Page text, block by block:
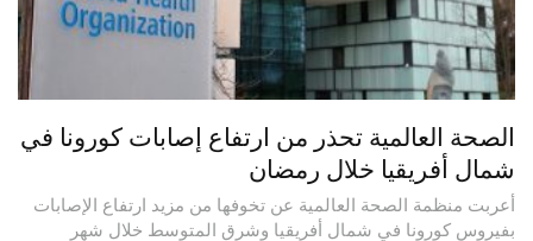
الصحة العالمية تحذر من ارتفاع إصابات كورونا في
شمال أفريقيا خلال رمضان
أعربت منظمة الصحة العالمية عن تخوفها من مزيد ارتفاع الإصابات
بفيروس كورونا في شمال أفريقيا وشرق المتوسط خلال شهر